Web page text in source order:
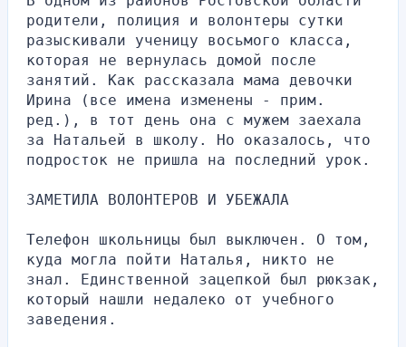
родители, полиция и волонтеры сутки
разыскивали ученицу восьмого класса,
которая не вернулась домой после
занятий. Как рассказала мама девочки
Ирина (все имена изменены - прим.
ред.), в тот день она с мужем заехала
за Натальей в школу. Но оказалось, что
подросток не пришла на последний урок.
ЗАМЕТИЛА ВОЛОНТЕРОВ И УБЕЖАЛА
Телефон школьницы был выключен. О том,
куда могла пойти Наталья, никто не
знал. Единственной зацепкой был рюкзак,
который нашли недалеко от учебного
заведения.